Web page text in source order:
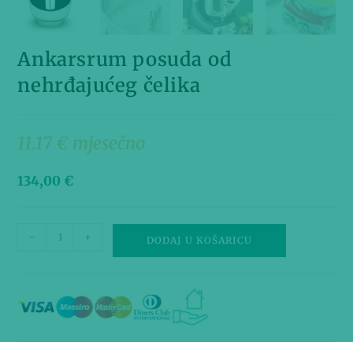
Ankarsrum posuda od
nehrđajućeg čelika
11.17 € mjesečno
134,00 €
+ DODAJ U KOŠARICU